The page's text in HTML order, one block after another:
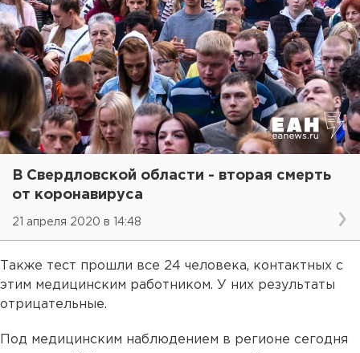
В Свердловской области - вторая смерть
от коронавируса
21 апреля 2020 в 14:48
Также тест прошли все 24 человека, контактных с
этим медицинским работником. У них результаты
отрицательные.
Под медицинским наблюдением в регионе сегодня